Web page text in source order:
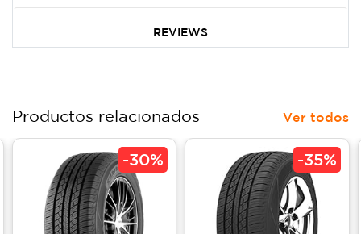
REVIEWS
Productos relacionados Ver todos
-30% -35%